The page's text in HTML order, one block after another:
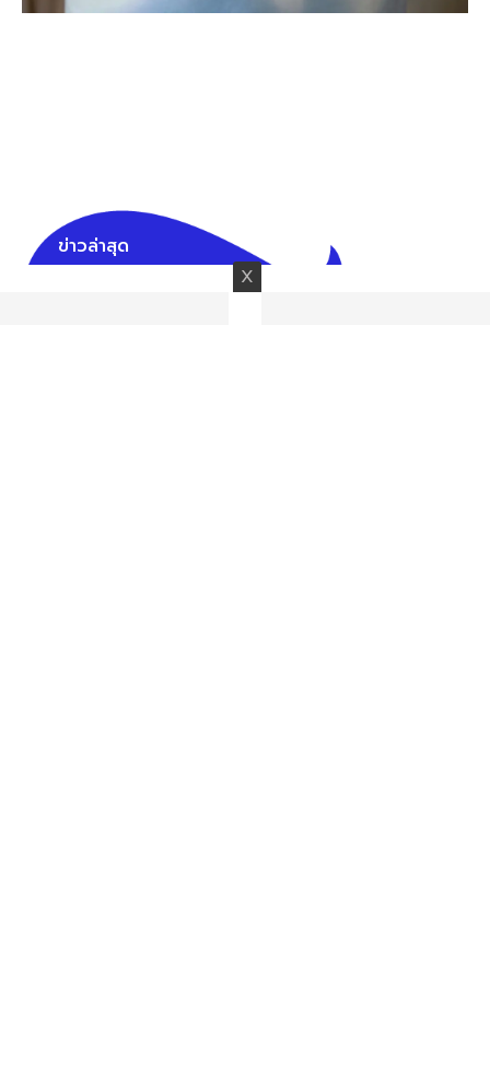
ข่าวล่าสุด